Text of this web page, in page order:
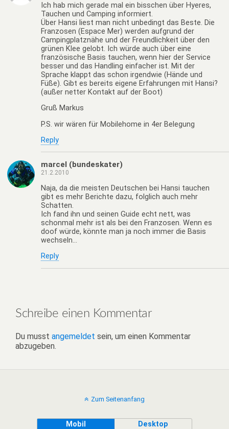
Ich hab mich gerade mal ein bisschen über Hyeres,
Tauchen und Camping informiert.
Über Hansi liest man nicht unbedingt das Beste. Die
Franzosen (Espace Mer) werden aufgrund der
Campingplatznähe und der Freundlichkeit über den
grünen Klee gelobt. Ich würde auch über eine
französische Basis tauchen, wenn hier der Service
besser und das Handling einfacher ist. Mit der
Sprache klappt das schon irgendwie (Hände und
Füße). Gibt es bereits eigene Erfahrungen mit Hansi?
(außer netter Kontakt auf der Boot)
Gruß Markus
P.S. wir wären für Mobilehome in 4er Belegung
Reply
marcel (bundeskater)
21.2.2010
Naja, da die meisten Deutschen bei Hansi tauchen
gibt es mehr Berichte dazu, folglich auch mehr
Schatten.
Ich fand ihn und seinen Guide echt nett, was
schonmal mehr ist als bei den Franzosen. Wenn es
doof würde, könnte man ja noch immer die Basis
wechseln…
Reply
Schreibe einen Kommentar
Du musst angemeldet sein, um einen Kommentar
abzugeben.
Zum Seitenanfang
Mobil Desktop